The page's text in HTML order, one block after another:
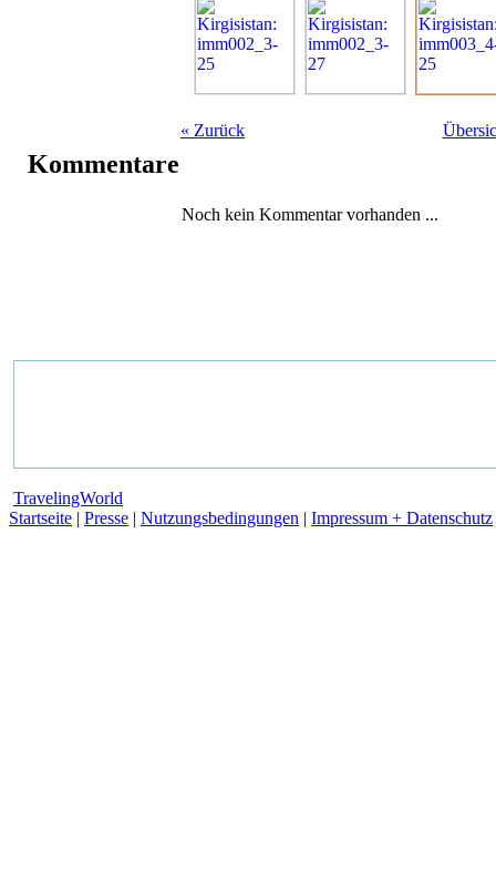
« Zurück
Kommentare
Noch kein Kommentar vorhanden ...
TravelingWorld
Startseite | Presse | Nutzungsbedingungen | Impressum + Datenschutz